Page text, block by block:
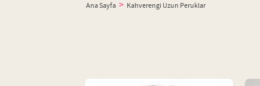
Ana Sayfa Kahverengi Uzun Peruklar